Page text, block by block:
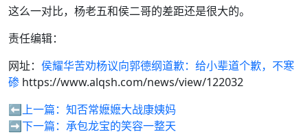
这么一对比，杨老五和侯二哥的差距还是很大的。
责任编辑：
网址： 侯耀华苦劝杨议向郭德纲道歉：给小辈道个歉，不寒
碜 https://www.alqsh.com/news/view/122032
⬅️上一篇： 知否常嬷嬷大战康姨妈
➡️下一篇： 承包龙宝的笑容一整天